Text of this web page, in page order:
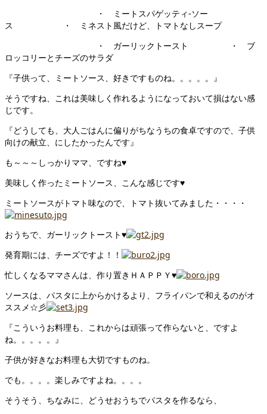
・ ミートスパゲッティ‐ソー
ス ・ ミネスト風だけど、トマトなしスープ
・ ガーリックトースト ・ ブ
ロッコリーとチーズのサラダ
『子供って、ミートソース、好きですものね。。。。。』
そうですね、これは美味しく作れるようになっておいて損はない感
じです。
『どうしても、大人ごはんに偏りがちなうちの食卓ですので、子供
向けの献立、にしたかったんです』
も～～～しっかりママ、ですね♥
美味しく作ったミートソース、こんな感じです♥
ミートソースがトマト味なので、トマト抜いてみました・・・・
おうちで、ガーリックトースト♥
発育期には、チーズですよ！！
忙しくなるママさんは、作り置きＨＡＰＰＹ♥
ソースは、パスタに上からかけるより、フライパンで和えるのがオ
ススメ☆彡
『こういうお料理も、これからは頑張って作らないと、ですよ
ね。。。。。』
子供が好きなお料理も大切ですものね。
でも。。。。楽しみですよね。。。。
そうそう、ちなみに、どうせおうちでパスタを作るなら、